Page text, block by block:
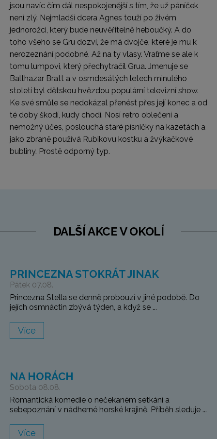
jsou navíc čím dál nespokojenější s tím, že už páníček
není zlý. Nejmladší dcera Agnes touží po živém
jednorožci, který bude neuvěřitelně heboučký. A do
toho všeho se Gru dozví, že má dvojče, které je mu k
nerozeznání podobné. Až na ty vlasy. Vraťme se ale k
tomu lumpovi, který přechytračil Grua. Jmenuje se
Balthazar Bratt a v osmdesátých letech minulého
století byl dětskou hvězdou populární televizní show.
Ke své smůle se nedokázal přenést přes její konec a od
té doby škodí, kudy chodí. Nosí retro oblečení a
nemožný účes, poslouchá staré písničky na kazetách a
jako zbraně používá Rubikovu kostku a žvýkačkové
bubliny. Prostě odporný typ.
DALŠÍ AKCE V OKOLÍ
PRINCEZNA STOKRÁT JINAK
Pátek 07.08.
Princezna Stella se denně probouzí v jiné podobě. Do
jejích osmnáctin zbývá týden, a když se ...
Více
NA HORÁCH
Sobota 08.08.
Romantická komedie o nečekaném setkání a
sebepoznání v nádherné horské krajině. Příběh sleduje ...
Více